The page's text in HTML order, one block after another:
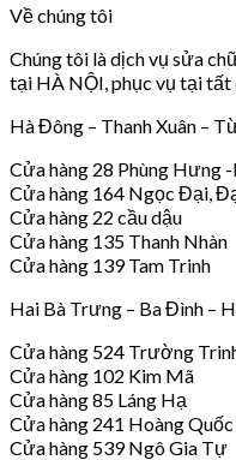
Về chúng tôi
Chúng tôi là dịch vụ sửa
tại HÀ NỘI, phục vụ tại tất
Hà Đông – Thanh Xuân –
Cửa hàng 28 Phùng Hưng
Cửa hàng 164 Ngọc Đại,
Cửa hàng 22 cầu dậu
Cửa hàng 135 Thanh Nhàn
Cửa hàng 139 Tam Trinh
Hai Bà Trưng – Ba Đình –
Cửa hàng 524 Trường
Cửa hàng 102 Kim Mã
Cửa hàng 85 Láng Hạ
Cửa hàng 241 Hoàng
Cửa hàng 539 Ngô Gia Tự